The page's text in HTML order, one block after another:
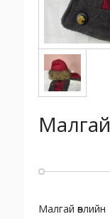
Малгай
Малгай өвлийн